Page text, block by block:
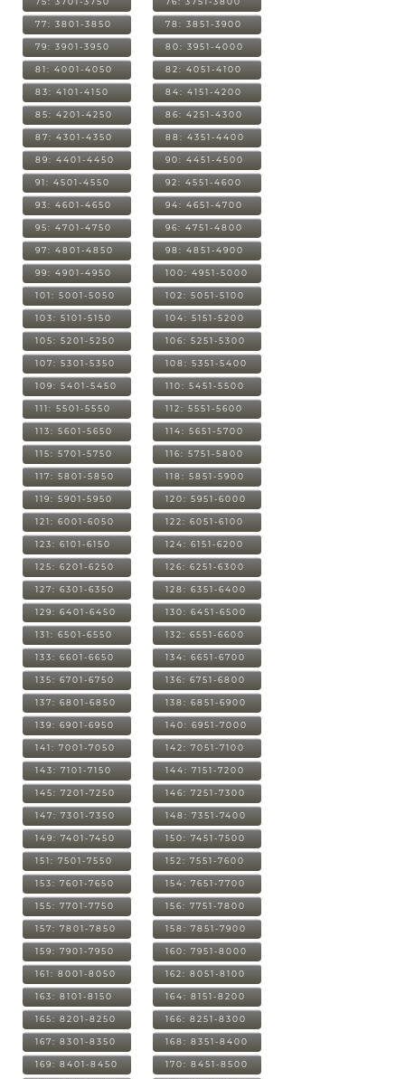
77: 3801-3850 78: 3851-3900
79: 3901-3950 80: 3951-4000
81: 4001-4050 82: 4051-4100
83: 4101-4150 84: 4151-4200
85: 4201-4250 86: 4251-4300
87: 4301-4350 88: 4351-4400
89: 4401-4450 90: 4451-4500
91: 4501-4550 92: 4551-4600
93: 4601-4650 94: 4651-4700
95: 4701-4750 96: 4751-4800
97: 4801-4850 98: 4851-4900
99: 4901-4950 100: 4951-5000
101: 5001-5050 102: 5051-5100
103: 5101-5150 104: 5151-5200
105: 5201-5250 106: 5251-5300
107: 5301-5350 108: 5351-5400
109: 5401-5450 110: 5451-5500
111: 5501-5550 112: 5551-5600
113: 5601-5650 114: 5651-5700
115: 5701-5750 116: 5751-5800
117: 5801-5850 118: 5851-5900
119: 5901-5950 120: 5951-6000
121: 6001-6050 122: 6051-6100
123: 6101-6150 124: 6151-6200
125: 6201-6250 126: 6251-6300
127: 6301-6350 128: 6351-6400
129: 6401-6450 130: 6451-6500
131: 6501-6550 132: 6551-6600
133: 6601-6650 134: 6651-6700
135: 6701-6750 136: 6751-6800
137: 6801-6850 138: 6851-6900
139: 6901-6950 140: 6951-7000
141: 7001-7050 142: 7051-7100
143: 7101-7150 144: 7151-7200
145: 7201-7250 146: 7251-7300
147: 7301-7350 148: 7351-7400
149: 7401-7450 150: 7451-7500
151: 7501-7550 152: 7551-7600
153: 7601-7650 154: 7651-7700
155: 7701-7750 156: 7751-7800
157: 7801-7850 158: 7851-7900
159: 7901-7950 160: 7951-8000
161: 8001-8050 162: 8051-8100
163: 8101-8150 164: 8151-8200
165: 8201-8250 166: 8251-8300
167: 8301-8350 168: 8351-8400
169: 8401-8450 170: 8451-8500